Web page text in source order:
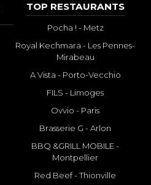
TOP RESTAURANTS
Pocha ! - Metz
Royal Kechmara - Les Pennes-
Mirabeau
A Vista - Porto-Vecchio
FILS - Limoges
Ovvio - Paris
Brasserie G - Arlon
BBQ &GRILL MOBILE -
Montpellier
Red Beef - Thionville